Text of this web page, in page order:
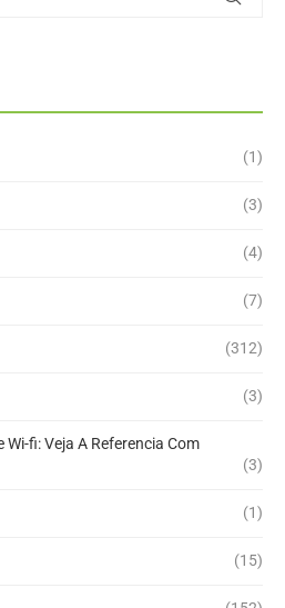
(1)
(3)
(4)
(7)
(312)
(3)
Wi-fi: Veja A Referencia Com
(3)
(1)
(15)